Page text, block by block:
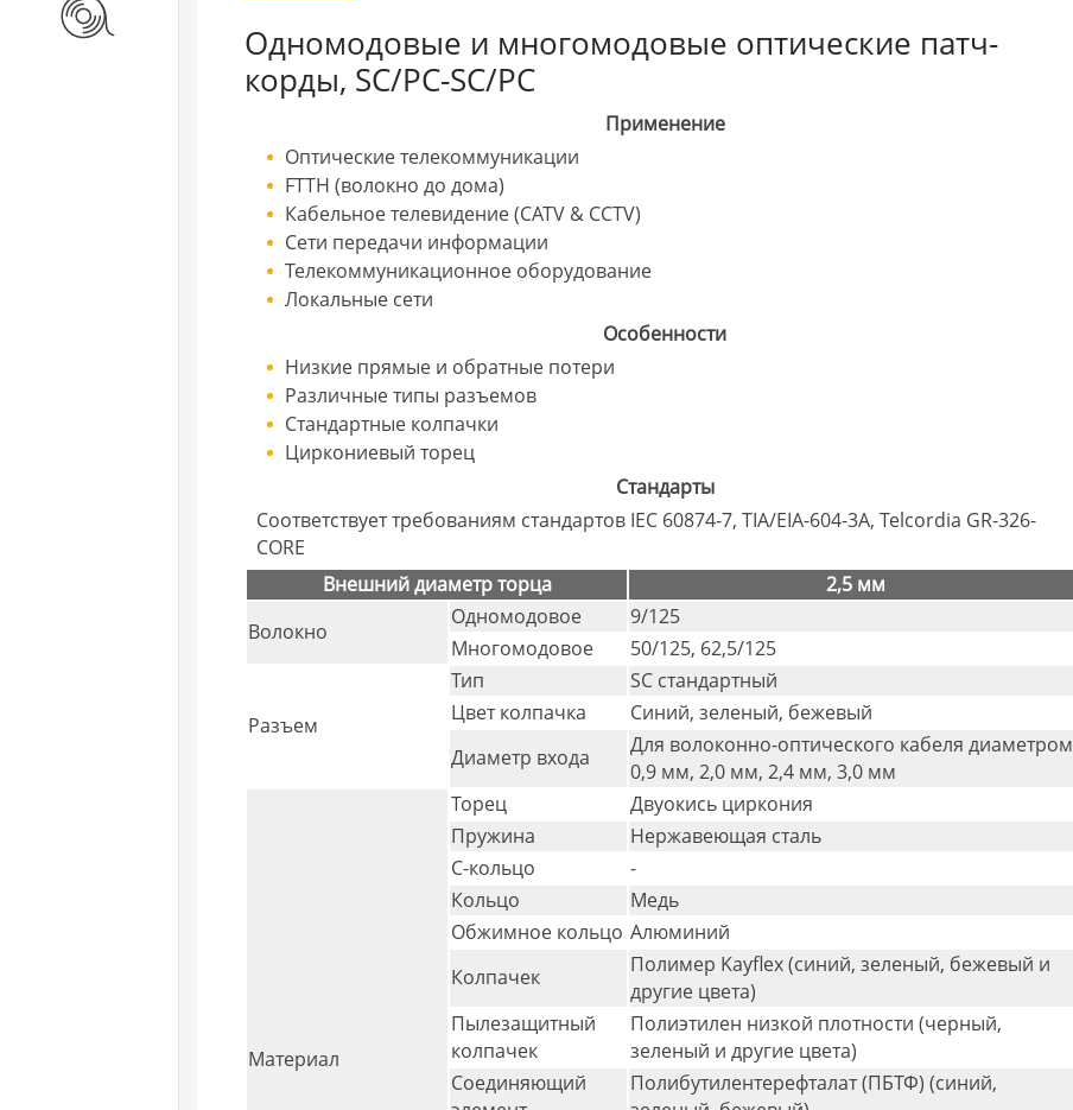
Одномодовые и многомодовые оптические патч-
корды, SC/PC-SC/PC
Применение
Оптические телекоммуникации
FTTH (волокно до дома)
Кабельное телевидение (CATV & CCTV)
Сети передачи информации
Телекоммуникационное оборудование
Локальные сети
Особенности
Низкие прямые и обратные потери
Различные типы разъемов
Стандартные колпачки
Циркониевый торец
Стандарты
Соответствует требованиям стандартов IEC 60874-7, TIA/EIA-604-3A, Telcordia GR-326-
CORE
Внешний диаметр торца
2,5 мм
Волокно
Одномодовое
9/125
Многомодовое
50/125, 62,5/125
Разъем
Тип
SC стандартный
Цвет колпачка
Синий, зеленый, бежевый
Диаметр входа
Для волоконно-оптического кабеля диаметром
0,9 мм, 2,0 мм, 2,4 мм, 3,0 мм
Материал
Торец
Двуокись циркония
Пружина
Нержавеющая сталь
С-кольцо
-
Кольцо
Медь
Обжимное кольцо Алюминий
Колпачек
Полимер Kayflex (синий, зеленый, бежевый и
другие цвета)
Пылезащитный
колпачек
Полиэтилен низкой плотности (черный,
зеленый и другие цвета)
Соединяющий
Полибутилентерефталат (ПБТФ) (синий,